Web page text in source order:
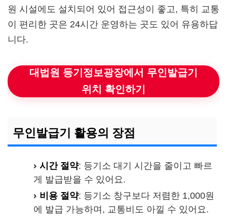
원 시설에도 설치되어 있어 접근성이 좋고, 특히 교통
이 편리한 곳은 24시간 운영하는 곳도 있어 유용하답
니다.
대법원 등기정보광장에서 무인발급기
위치 확인하기
무인발급기 활용의 장점
시간 절약: 등기소 대기 시간을 줄이고 빠르
게 발급받을 수 있어요.
비용 절약: 등기소 창구보다 저렴한 1,000원
에 발급 가능하며, 교통비도 아낄 수 있어요.